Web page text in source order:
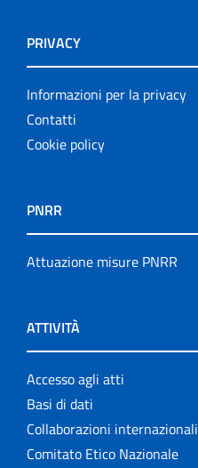
PRIVACY
Informazioni per la privacy
Contatti
Cookie policy
PNRR
Attuazione misure PNRR
ATTIVITÀ
Accesso agli atti
Basi di dati
Collaborazioni internazionali
Comitato Etico Nazionale